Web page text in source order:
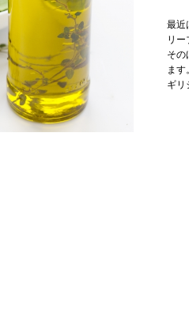
最近
リ
その
ま
ギリ